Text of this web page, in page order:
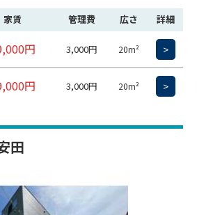
家賃 管理費 広さ 詳細
円 3,000円 20m² >
円 3,000円 20m² >
田